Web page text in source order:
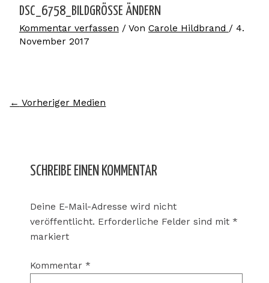
DSC_6758_BILDGRÖSSE ÄNDERN
Kommentar verfassen / Von Carole Hildbrand / 4.
November 2017
← Vorheriger Medien
SCHREIBE EINEN KOMMENTAR
Deine E-Mail-Adresse wird nicht
veröffentlicht. Erforderliche Felder sind mit *
markiert
Kommentar *